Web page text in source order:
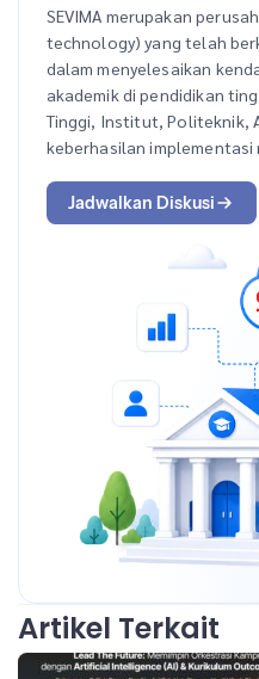
SEVIMA merupakan
technology) yang telah
dalam menyelesaikan
akademik di pendidikan
Tinggi, Institut, Politeknik,
keberhasilan implementasi
Jadwalkan Diskusi
Artikel Terkait